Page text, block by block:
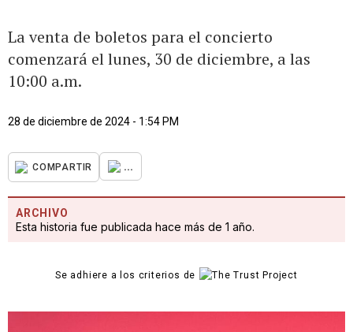
La venta de boletos para el concierto
comenzará el lunes, 30 de diciembre, a las
10:00 a.m.
28 de diciembre de 2024 - 1:54 PM
COMPARTIR ...
ARCHIVO
Esta historia fue publicada hace más de 1 año.
Se adhiere a los criterios de